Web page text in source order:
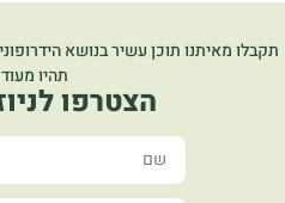
מאיתנו תוכן עשיר בנושא
תהיו
הצטרפו